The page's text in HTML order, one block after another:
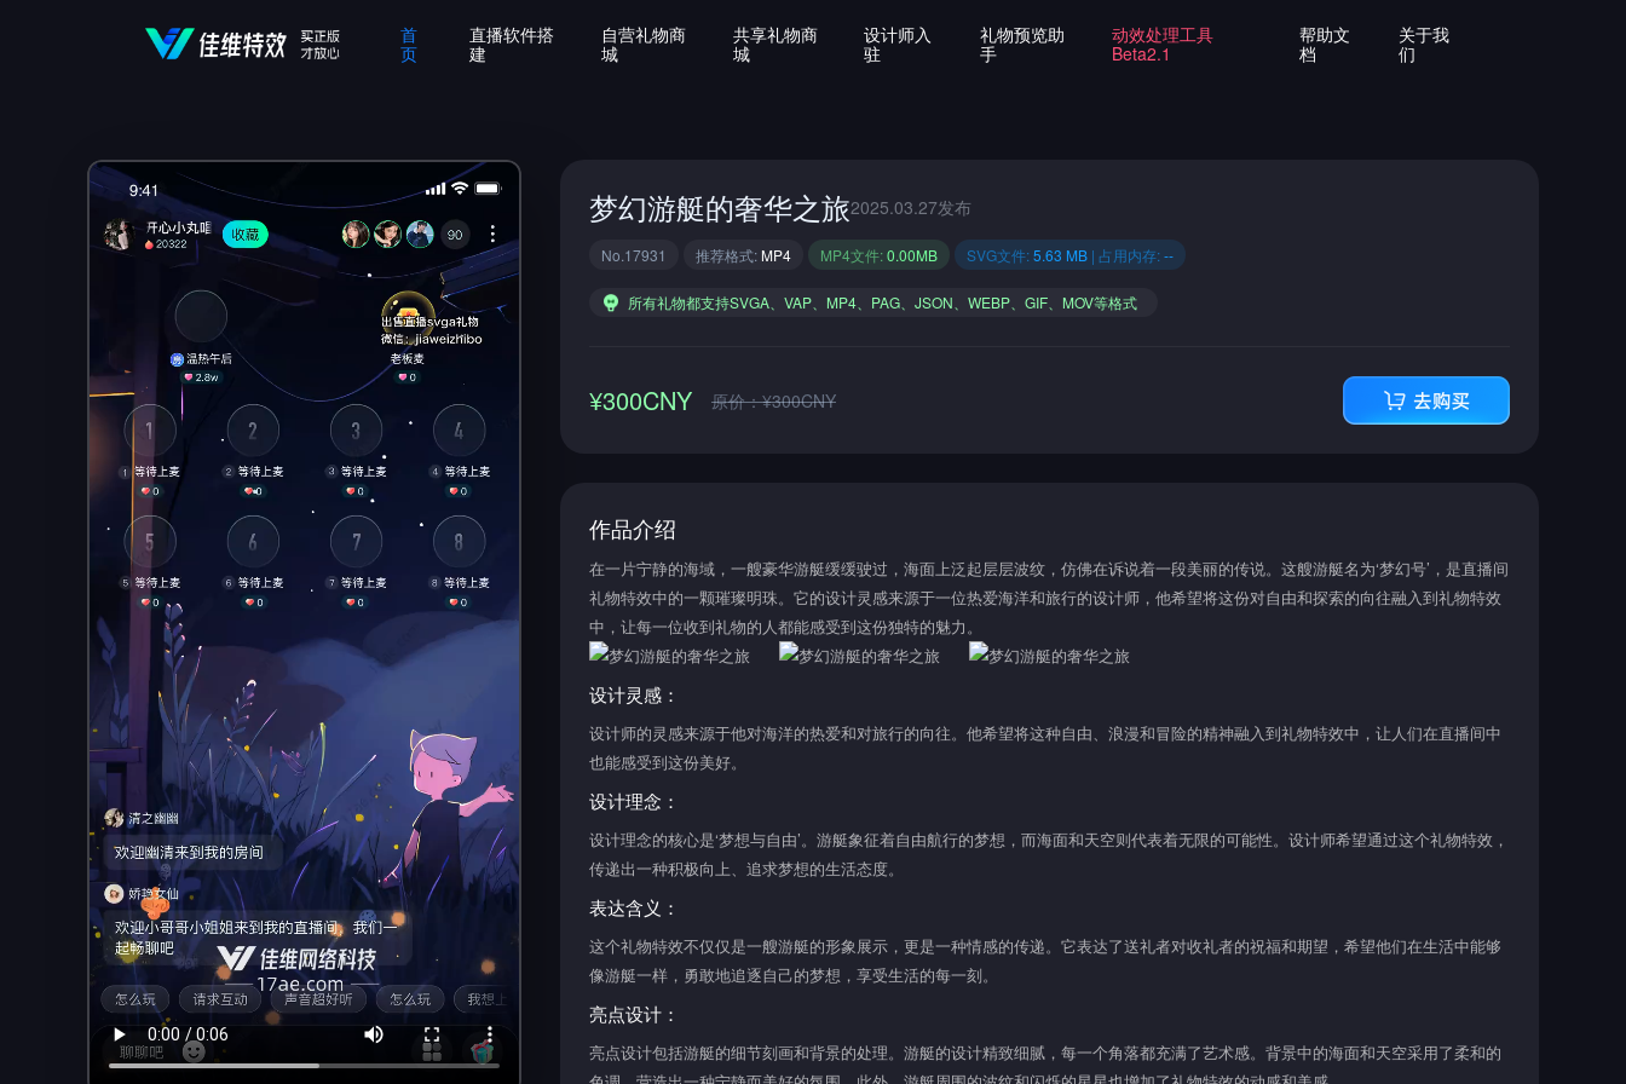
首
页
直播软件搭
建
自营礼物商
城
共享礼物商
城
设计师入
驻
礼物预览助
手
动效处理工具
Beta2.1
帮助文
档
关于我
们
梦幻游艇的奢华之旅2025.03.27发布
No.17931 推荐格式: MP4 MP4文件:0.00MB SVG文件:5.63 MB | 占用内存:--
所有礼物都支持SVGA、VAP、MP4、PAG、JSON、WEBP、GIF、MOV等格式
¥300CNY 原价：¥300CNY
作品介绍
在一片宁静的海域，一艘豪华游艇缓缓驶过，海面上泛起层层波纹，仿佛在诉说着一段美丽的传说。这艘游艇名为‘梦幻号’，是直播间
礼物特效中的一颗璀璨明珠。它的设计灵感来源于一位热爱海洋和旅行的设计师，他希望将这份对自由和探索的向往融入到礼物特效
中，让每一位收到礼物的人都能感受到这份独特的魅力。
设计灵感：
设计师的灵感来源于他对海洋的热爱和对旅行的向往。他希望将这种自由、浪漫和冒险的精神融入到礼物特效中，让人们在直播间中
也能感受到这份美好。
设计理念：
设计理念的核心是‘梦想与自由’。游艇象征着自由航行的梦想，而海面和天空则代表着无限的可能性。设计师希望通过这个礼物特效，
传递出一种积极向上、追求梦想的生活态度。
表达含义：
这个礼物特效不仅仅是一艘游艇的形象展示，更是一种情感的传递。它表达了送礼者对收礼者的祝福和期望，希望他们在生活中能够
像游艇一样，勇敢地追逐自己的梦想，享受生活的每一刻。
亮点设计：
亮点设计包括游艇的细节刻画和背景的处理。游艇的设计精致细腻，每一个角落都充满了艺术感。背景中的海面和天空采用了柔和的